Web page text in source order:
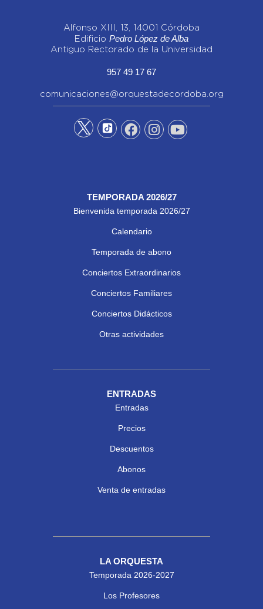
Alfonso XIII, 13, 14001 Córdoba
Edificio Pedro López de Alba
Antiguo Rectorado de la Universidad
957 49 17 67
comunicaciones@orquestadecordoba.org
TEMPORADA 2026/27
Bienvenida temporada 2026/27
Calendario
Temporada de abono
Conciertos Extraordinarios
Conciertos Familiares
Conciertos Didácticos
Otras actividades
ENTRADAS
Entradas
Precios
Descuentos
Abonos
Venta de entradas
LA ORQUESTA
Temporada 2026-2027
Los Profesores